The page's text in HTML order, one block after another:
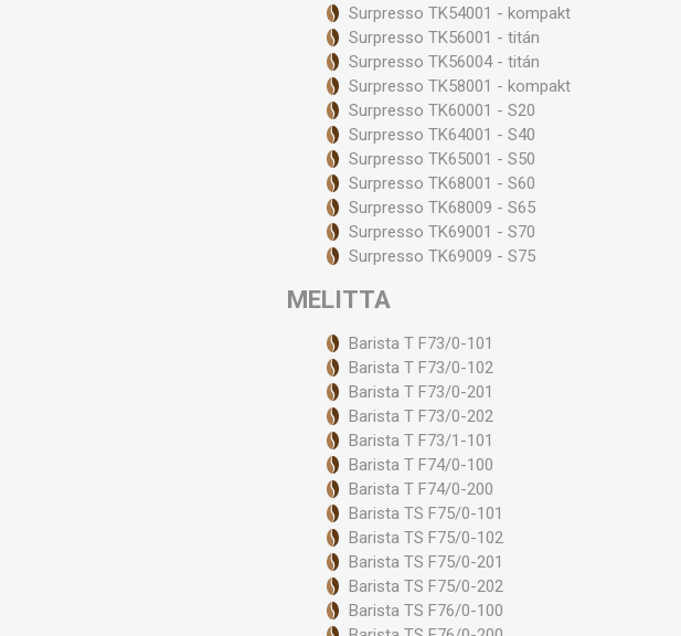
Surpresso TK54001 - kompakt
Surpresso TK56001 - titán
Surpresso TK56004 - titán
Surpresso TK58001 - kompakt
Surpresso TK60001 - S20
Surpresso TK64001 - S40
Surpresso TK65001 - S50
Surpresso TK68001 - S60
Surpresso TK68009 - S65
Surpresso TK69001 - S70
Surpresso TK69009 - S75
MELITTA
Barista T F73/0-101
Barista T F73/0-102
Barista T F73/0-201
Barista T F73/0-202
Barista T F73/1-101
Barista T F74/0-100
Barista T F74/0-200
Barista TS F75/0-101
Barista TS F75/0-102
Barista TS F75/0-201
Barista TS F75/0-202
Barista TS F76/0-100